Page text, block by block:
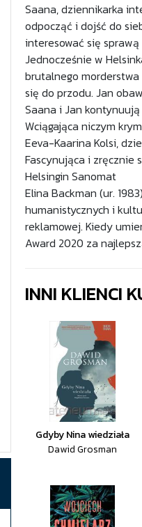
Saana, dziennikarka
odpocząć i dojść do
interesować się
Jednocześnie w
brutalnego morderstwa
się do przodu. Jan
Saana i Jan
Wciągająca niczym
Eeva-Kaarina Kolsi,
Fascynująca i zręcznie
Helsingin Sanomat
Elina Backman (ur.
humanistycznych i
reklamowej. Kiedy
Award 2020 za
INNI KLIENCI
Gdyby Nina wiedziała
Dawid Grosman